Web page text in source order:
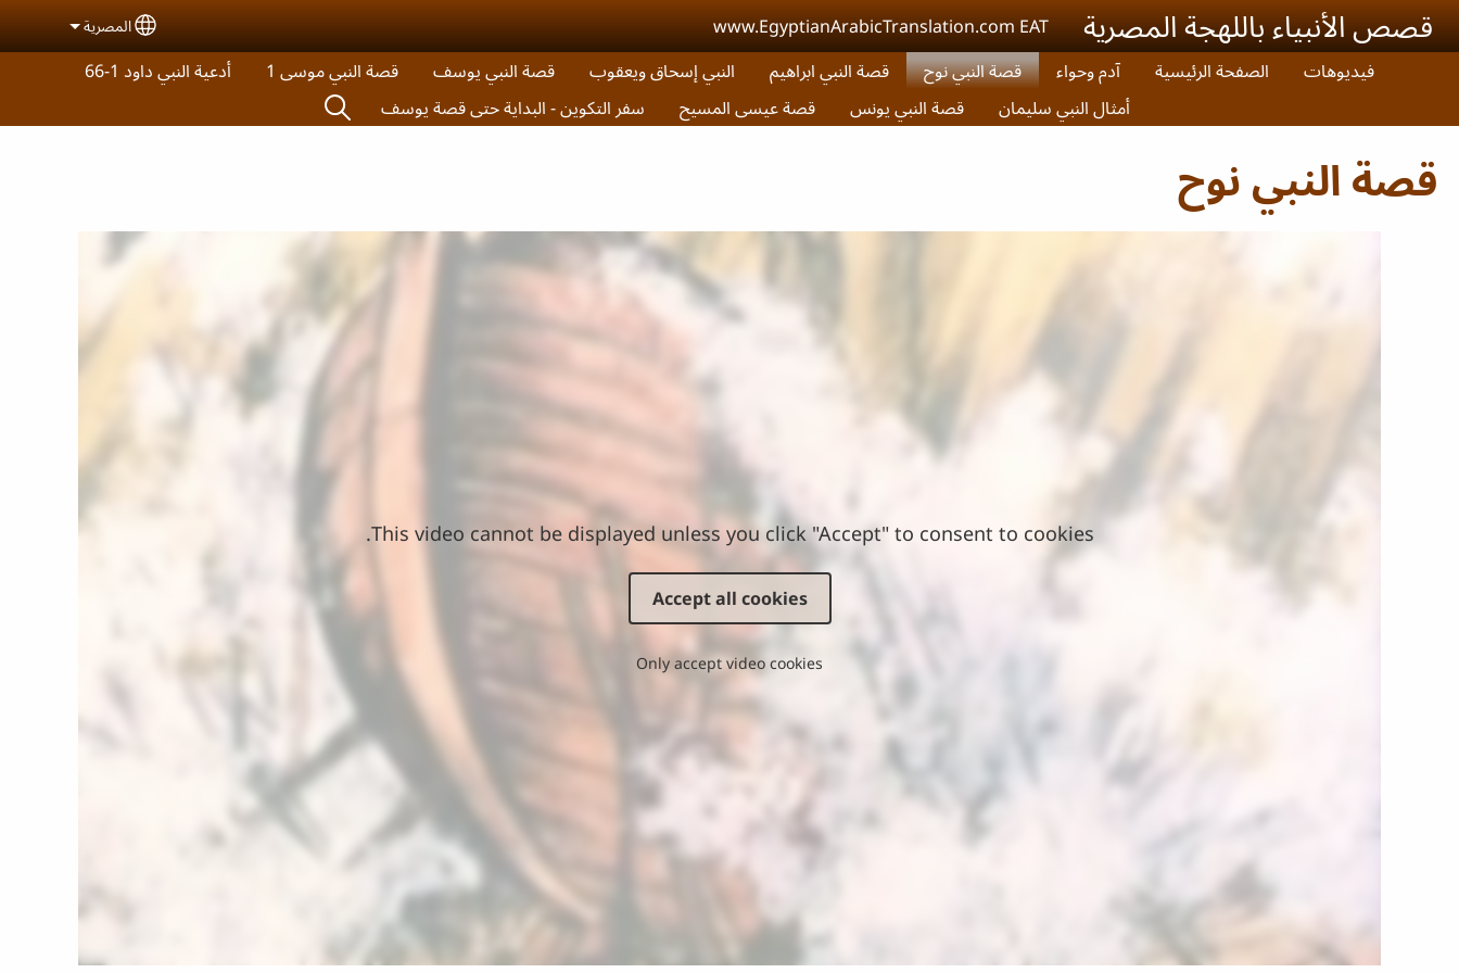
Skip to main content
قصص الأنبياء باللهجة المصرية www.EgyptianArabicTranslation.com EAT
your language
المصرية
فيديوهات الصفحة الرئيسية آدم وحواء قصة النبي نوح قصة النبي ابراهيم النبي إسحاق ويعقوب قصة النبي يوسف قصة النبي موسى 1
أدعية النبي داود 1-66
أمثال النبي سليمان
قصة النبي يونس قصة عيسى المسيح سفر التكوين - البداية حتى قصة يوسف
قصة النبي نوح
This video cannot be displayed unless you click "Accept" to consent to cookies.
Accept all cookies
Only accept video cookies